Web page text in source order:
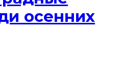
осенних